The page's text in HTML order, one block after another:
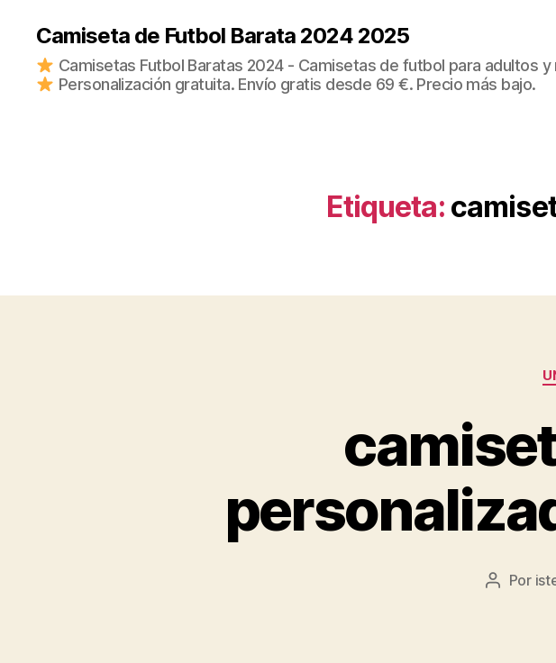
Camiseta de Futbol Barata 2024 2025
Camisetas Futbol Baratas 2024 - Camisetas de futbol para adultos y
Personalización gratuita. Envío gratis desde 69 €. Precio más bajo.
Etiqueta:
Autor
Por